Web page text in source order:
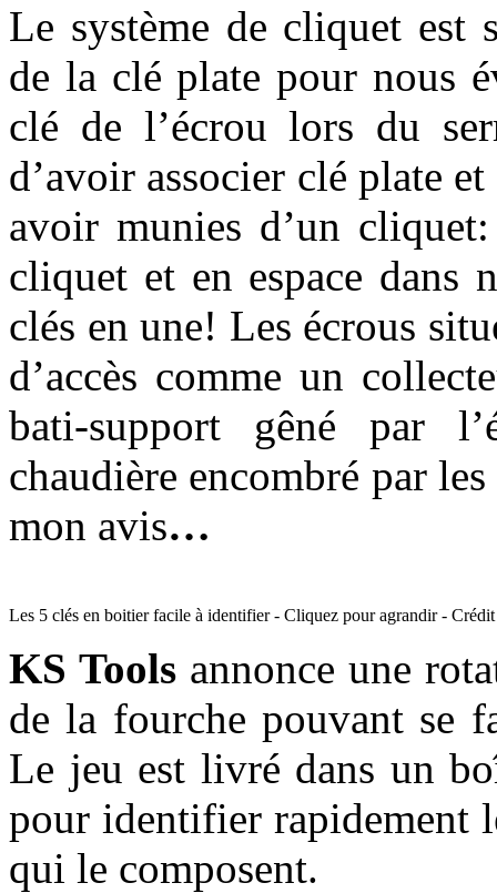
Le système de cliquet est
de la clé plate pour nous
clé de l’écrou lors du
d’avoir associer clé plate
avoir munies d’un
cliquet et en espace dans
clés en une! Les écrous
d’accès comme un
bati-support gêné par
chaudière encombré par
mon avis…
Les 5 clés en boitier facile à identifier - Cliquez pour agrandir -
KS Tools annonce une
de la fourche pouvant se
Le jeu est livré dans un
pour identifier rapidement
qui le composent.